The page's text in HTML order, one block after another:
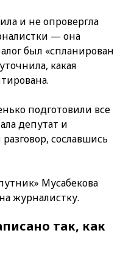
и не опровергла
— она
был «спланирован
какая
подготовили все
депутат и
сославшись
Мусабекова
журналистку.
так, как